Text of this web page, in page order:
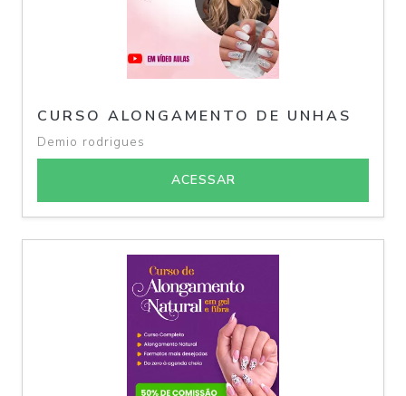
CURSO ALONGAMENTO DE UNHAS
Demio rodrigues
ACESSAR